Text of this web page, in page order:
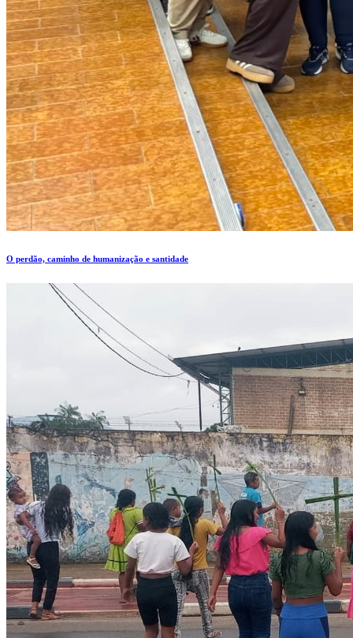
O perdão, caminho de humanização e santidade